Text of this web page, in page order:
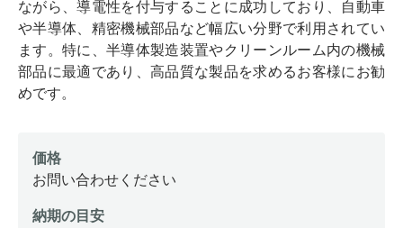
ながら、導電性を付与することに成功しており、自動車
や半導体、精密機械部品など幅広い分野で利用されてい
ます。特に、半導体製造装置やクリーンルーム内の機械
部品に最適であり、高品質な製品を求めるお客様にお勧
めです。
価格
お問い合わせください
納期の目安